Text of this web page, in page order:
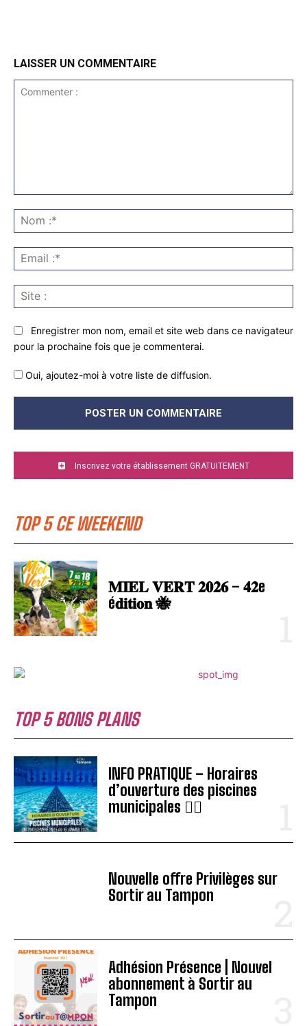
TOP 5 CE WEEKEND
𝐌𝐈𝐄𝐋 𝐕𝐄𝐑𝐓 𝟐𝟎𝟐𝟔 – 𝟒𝟐e
é𝐝𝐢𝐭𝐢𝐨𝐧 🐝
TOP 5 BONS PLANS
INFO PRATIQUE – Horaires
d’ouverture des piscines
municipales 🏊‍♂️
Nouvelle offre Privilèges sur
Sortir au Tampon
Adhésion Présence | Nouvel
abonnement à Sortir au
Tampon
LAISSER UN COMMENTAIRE
:*
:*
:
Enregistrer mon nom, email et site web dans ce navigateur
pour la prochaine fois que je commenterai.
Oui, ajoutez-moi à votre liste de diffusion.
Inscrivez votre établissement GRATUITEMENT